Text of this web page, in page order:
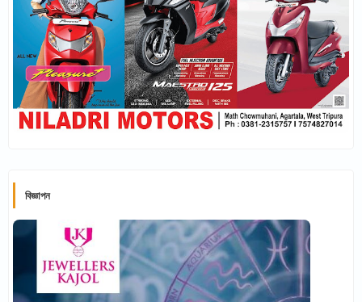
বিজ্ঞাপন